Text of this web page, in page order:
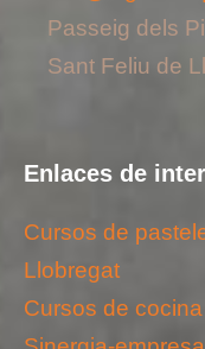
Passeig dels
Sant Feliu de
Enlaces de
Cursos de
Llobregat
Cursos de